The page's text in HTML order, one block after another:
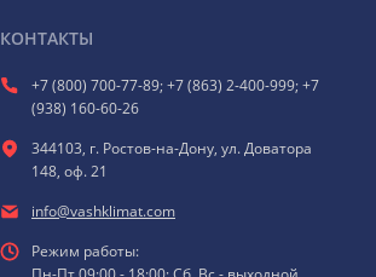
КОНТАКТЫ
+7 (800) 700-77-89; +7 (863) 2-400-999; +7
(938) 160-60-26
344103, г. Ростов-на-Дону, ул. Доватора
148, оф. 21
info@vashklimat.com
Режим работы: